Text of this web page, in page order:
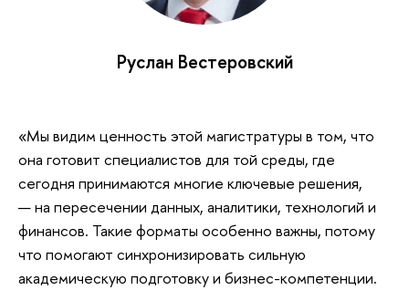
Руслан Вестеровский
«Мы видим ценность этой магистратуры в том, что
она готовит специалистов для той среды, где
сегодня принимаются многие ключевые решения,
— на пересечении данных, аналитики, технологий и
финансов. Такие форматы особенно важны, потому
что помогают синхронизировать сильную
академическую подготовку и бизнес-компетенции.